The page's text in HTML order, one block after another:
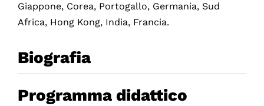
Giappone, Corea, Portogallo, Germania, Sud
Africa, Hong Kong, India, Francia.
Biografia
Programma didattico